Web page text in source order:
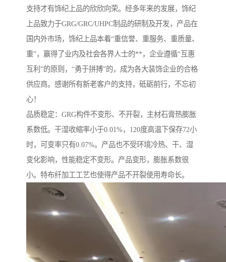
支持才有饰纪上品的欣欣向荣。经多年来的发展，饰纪
上品致力于GRG/GRC/UHPC制品的研制及开发，产品在
国内外市场，饰纪上品本着“重信誉、重服务、重质量、
重”，赢得了业内及社会各界人士的**，企业遵循“互惠
互利”的原则，“勇于拼搏”的，成为各大装饰企业的合格
供应商。感谢所有新老客户的支持，砥砺前行，不忘初
心！
品质稳定：GRG构件不变形、不开裂，主材石膏热膨胀
系数低。干湿收缩率小于0.01%，120度高温下保存72小
时，可变率只有0.07%。产品也不受环境冷热、干、湿
变化影响，性能稳定不变形。产品变形，膨胀系数很
小。特布纤加工工艺也使得产品不开裂使用寿命长。